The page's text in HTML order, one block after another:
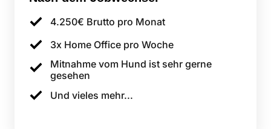
4.250€ Brutto pro Monat
3x Home Office pro Woche
Mitnahme vom Hund ist sehr gerne
gesehen
Und vieles mehr...